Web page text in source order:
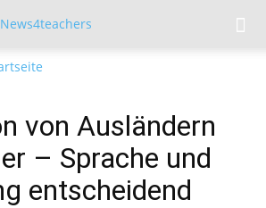
von Ausländern
– Sprache und
entscheidend